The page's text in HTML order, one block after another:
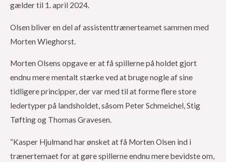
gælder til 1. april 2024.
Olsen bliver en del af assistenttrænerteamet sammen med
Morten Wieghorst.
Morten Olsens opgave er at få spillerne på holdet gjort
endnu mere mentalt stærke ved at bruge nogle af sine
tidligere principper, der var med til at forme flere store
ledertyper på landsholdet, såsom Peter Schmeichel, Stig
Tøfting og Thomas Gravesen.
“Kasper Hjulmand har ønsket at få Morten Olsen ind i
trænertemaet for at gøre spillerne endnu mere bevidste om,